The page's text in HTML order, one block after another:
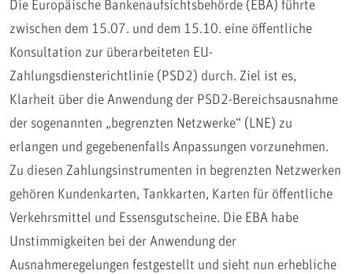
Die Europäische Bankenaufsichtsbehörde (EBA) führte
zwischen dem 15.07. und dem 15.10. eine öffentliche
Konsultation zur überarbeiteten EU-
Zahlungsdiensterichtlinie (PSD2) durch. Ziel ist es,
Klarheit über die Anwendung der PSD2-Bereichsausnahme
der sogenannten „begrenzten Netzwerke“ (LNE) zu
erlangen und gegebenenfalls Anpassungen vorzunehmen.
Zu diesen Zahlungsinstrumenten in begrenzten Netzwerken
gehören Kundenkarten, Tankkarten, Karten für öffentliche
Verkehrsmittel und Essensgutscheine. Die EBA habe
Unstimmigkeiten bei der Anwendung der
Ausnahmeregelungen festgestellt und sieht nun erhebliche